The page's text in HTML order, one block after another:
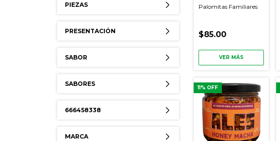
PIEZAS
PRESENTACIÓN
SABOR
SABORES
666458338
MARCA
Palomitas Familiares
$85.00
VER MÁS
11% OFF